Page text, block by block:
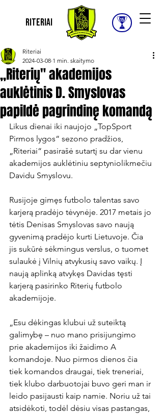
Riteriai
,,Riterių" akademijos
auklėtinis D. Smyslovas
papildė pagrindinę komandą
Riteriai
2024-03-08 1 min. skaitymo
Likus dienai iki naujojo „TopSport
Pirmos lygos“ sezono pradžios,
„Riteriai“ pasirašė sutartį su dar vienu
akademijos auklėtiniu septyniolikmečiu
Davidu Smyslovu.
Rusijoje gimęs futbolo talentas savo
karjerą pradėjo tėvynėje. 2017 metais jo
tėtis Denisas Smyslovas savo naują
gyvenimą pradėjo kurti Lietuvoje. Čia
jis sukūrė sėkmingus verslus, o tuomet
sulaukė į Vilnių atvykusių savo vaikų. Į
naują aplinką atvykęs Davidas tęsti
karjerą pasirinko Riterių futbolo
akademijoje.
„Esu dėkingas klubui už suteiktą
galimybę – nuo mano prisijungimo
prie akademijos iki žaidimo A
komandoje. Nuo pirmos dienos čia
tiek komandos draugai, tiek treneriai,
tiek klubo darbuotojai buvo geri man ir
leido pasijausti kaip namie. Noriu už tai
atsidėkoti, todėl dėsiu visas pastangas,